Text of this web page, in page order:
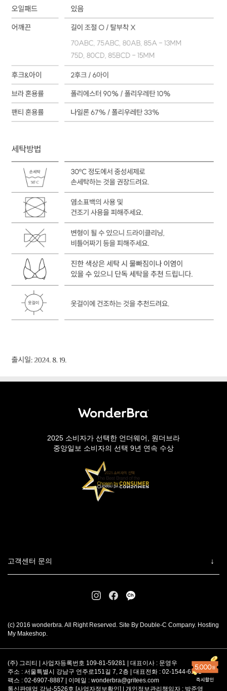
2025 소비자가 선택한 언더웨어, 원더브라
중앙일보 소비자의 선택 9년 연속 수상
고객센터 문의
(c) 2016 wonderbra. All Right Reserved. Site By Double-C Company. Hosting
My Makeshop.
(주) 그리티 | 사업자등록번호 109-81-59281 | 대표이사 : 문영우
주소 : 서울특별시 강남구 언주로151길 7, 2층 | 대표전화 : 02-1544-6101
팩스 : 02-6907-8887 | 이메일 : wonderbra@gritees.com
통신판매업 강남-5526호 [사업자정보확인] | 개인정보관리책임자 : 박준영